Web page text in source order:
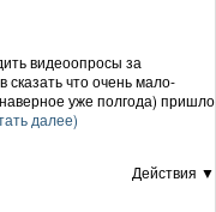
видеоопросы за
что очень мало-
уже полгода) пришло
далее)
Действия ▼